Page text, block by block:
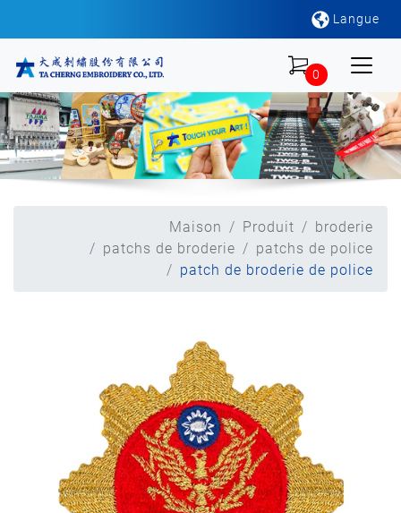
Langue
0
Maison Produit
broderie
patchs de broderie
patchs de police
patch de broderie de police